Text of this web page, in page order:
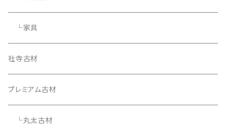
└家具
社寺古材
プレミアム古材
└丸太古材